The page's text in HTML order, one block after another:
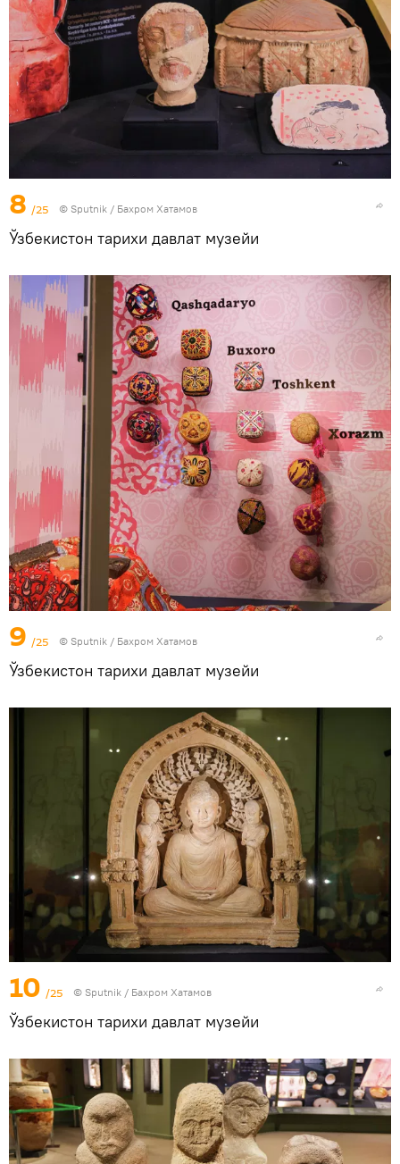
8 /25 © Sputnik / Бахром Хатамов
Ўзбекистон тарихи давлат музейи
9 /25 © Sputnik / Бахром Хатамов
Ўзбекистон тарихи давлат музейи
10 /25 © Sputnik / Бахром Хатамов
Ўзбекистон тарихи давлат музейи